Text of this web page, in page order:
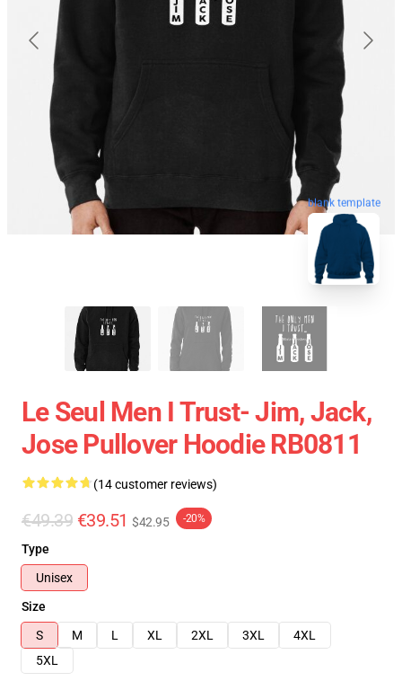
blank template
Le Seul Men I Trust- Jim, Jack,
Jose Pullover Hoodie RB0811
(14 customer reviews)
€49.39 €39.51 $42.95 -20%
Type
Unisex
Size
S
M L XL 2XL 3XL
4XL
5XL